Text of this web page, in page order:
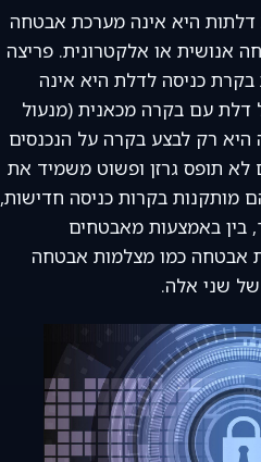
דלתות היא אינה מערכת אבטחה
אנושית או אלקטרונית. פריצה
כניסה לדלת היא אינה
דלת עם בקרה מכאנית (מנעול
רק לבצע בקרה על הנכנסים
תופס גרזן ופשוט משמיד את
מותקנות בקרות כניסה חדישות,
בין באמצעות מאבטחים
אבטחה כמו מצלמות אבטחה
של שני אלה.